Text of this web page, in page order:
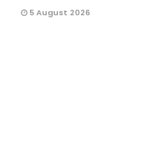
5 August 2026